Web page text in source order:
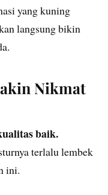
yang kuning
langsung bikin
Nikmat
baik.
terlalu lembek
ini.